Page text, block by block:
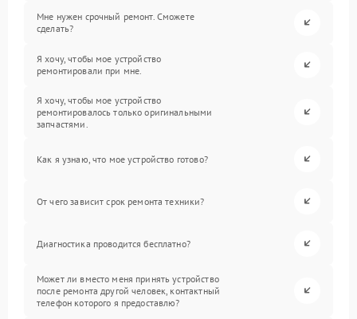
Мне нужен срочный ремонт. Сможете
сделать?
Я хочу, чтобы мое устройство
ремонтировали при мне.
Я хочу, чтобы мое устройство
ремонтировалось только оригинальными
запчастями.
Как я узнаю, что мое устройство готово?
От чего зависит срок ремонта техники?
Диагностика проводится бесплатно?
Может ли вместо меня принять устройство
после ремонта другой человек, контактный
телефон которого я предоставлю?